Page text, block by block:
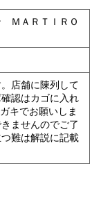
ＭＡＲＴＩＲＯ
店舗に陳列して
認はカゴに入れ
キでお願いしま
ませんのでご了
難は解説に記載